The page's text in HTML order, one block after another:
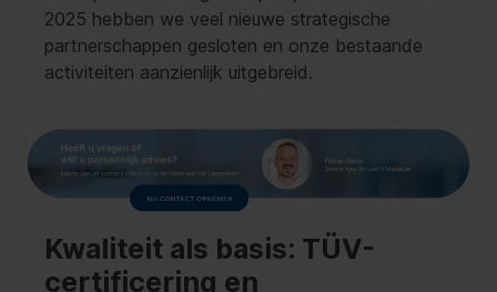
2025 hebben we veel nieuwe strategische
partnerschappen gesloten en onze bestaande
activiteiten aanzienlijk uitgebreid.
Kwaliteit als basis: TÜV-
certificering en